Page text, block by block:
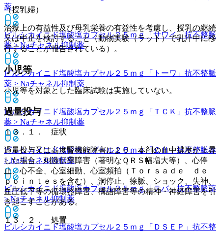
薬
ピルシカイニド塩酸塩カプセル２５ｍｇ「サワイ」 抗不整脈
薬 > Naチャネル抑制薬
ピルシカイニド塩酸塩カプセル２５ｍｇ「トーワ」 抗不整脈
薬 > Naチャネル抑制薬
ピルシカイニド塩酸塩カプセル２５ｍｇ「ＴＣＫ」 抗不整脈
薬 > Naチャネル抑制薬
ピルシカイニド塩酸塩カプセル２５ｍｇ「ＣＨ」抗不整脈薬
> Naチャネル抑制薬
ピルシカイニド塩酸塩カプセル２５ｍｇ「テバ」抗不整脈薬
> Naチャネル抑制薬
ピルシカイニド塩酸塩カプセル２５ｍｇ「ＤＳＥＰ」 抗不整
（授乳婦）
治療上の有益性及び母乳栄養の有益性を考慮し、授乳の継続
又は中止を検討すること（動物実験（ラット）で乳汁中に移
行することが報告されている）。
小児等
小児等を対象とした臨床試験は実施していない。
過量投与
１３．１． 症状
過量投与又は高度腎機能障害により、本剤の血中濃度が上昇
した場合、刺激伝導障害（著明なＱＲＳ幅増大等）、心停
止、心不全、心室細動、心室頻拍（Ｔｏｒｓａｄｅ ｄｅ
ｐｏｉｎｔｅｓを含む）、洞停止、徐脈、ショック、失神、
血圧低下等の循環器障害、構語障害等の精神・神経障害を引
き起こすことがある。
１３．２． 処置